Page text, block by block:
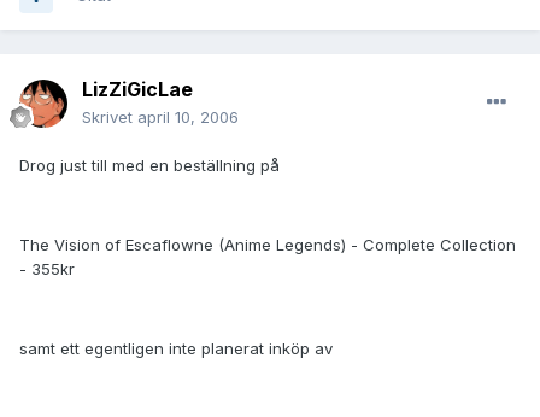
LizZiGicLae
Skrivet april 10, 2006
Drog just till med en beställning på
The Vision of Escaflowne (Anime Legends) - Complete Collection
- 355kr
samt ett egentligen inte planerat inköp av